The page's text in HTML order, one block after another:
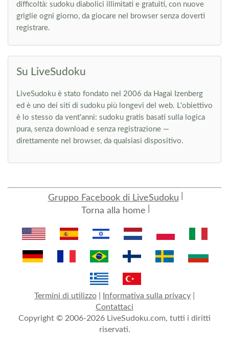
difficoltà: sudoku diabolici illimitati e gratuiti, con nuove
griglie ogni giorno, da giocare nel browser senza doverti
registrare.
Su LiveSudoku
LiveSudoku è stato fondato nel 2006 da Hagai Izenberg
ed è uno dei siti di sudoku più longevi del web. L'obiettivo
è lo stesso da vent'anni: sudoku gratis basati sulla logica
pura, senza download e senza registrazione —
direttamente nel browser, da qualsiasi dispositivo.
Gruppo Facebook di LiveSudoku
Torna alla home
Termini di utilizzo Informativa sulla privacy
Contattaci
Copyright © 2006-2026 LiveSudoku.com, tutti i diritti
riservati.